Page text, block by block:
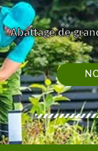
Abattage de